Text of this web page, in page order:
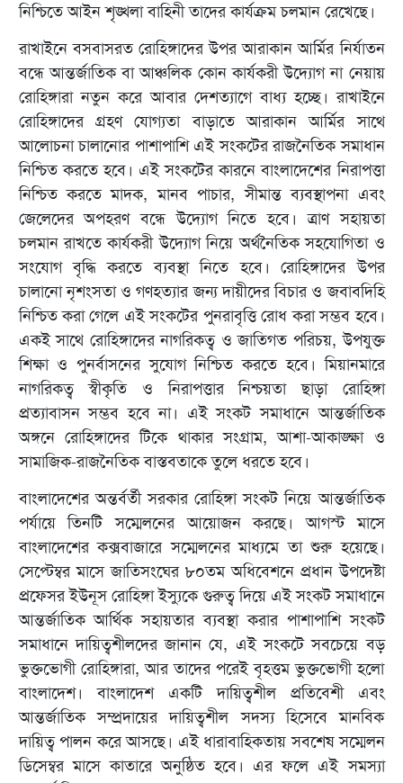
নিশ্চিতে আইন শৃঙ্খলা বাহিনী তাদের কার্যক্রম চলমান রেখেছে।
রাখাইনে বসবাসরত রোহিঙ্গাদের উপর আরাকান আর্মির নির্যাতন
বন্ধে আন্তর্জাতিক বা আঞ্চলিক কোন কার্যকরী উদ্যোগ না নেয়ায়
রোহিঙ্গারা নতুন করে আবার দেশত্যাগে বাধ্য হচ্ছে। রাখাইনে
রোহিঙ্গাদের গ্রহণ যোগ্যতা বাড়াতে আরাকান আর্মির সাথে
আলোচনা চালানোর পাশাপাশি এই সংকটের রাজনৈতিক সমাধান
নিশ্চিত করতে হবে। এই সংকটের কারনে বাংলাদেশের নিরাপত্তা
নিশ্চিত করতে মাদক, মানব পাচার, সীমান্ত ব্যবস্থাপনা এবং
জেলেদের অপহরণ বন্ধে উদ্যোগ নিতে হবে। ত্রাণ সহায়তা
চলমান রাখতে কার্যকরী উদ্যোগ নিয়ে অর্থনৈতিক সহযোগিতা ও
সংযোগ বৃদ্ধি করতে ব্যবস্থা নিতে হবে। রোহিঙ্গাদের উপর
চালানো নৃশংসতা ও গণহত্যার জন্য দায়ীদের বিচার ও জবাবদিহি
নিশ্চিত করা গেলে এই সংকটের পুনরাবৃত্তি রোধ করা সম্ভব হবে।
একই সাথে রোহিঙ্গাদের নাগরিকত্ব ও জাতিগত পরিচয়, উপযুক্ত
শিক্ষা ও পুনর্বাসনের সুযোগ নিশ্চিত করতে হবে। মিয়ানমারে
নাগরিকত্ব স্বীকৃতি ও নিরাপত্তার নিশ্চয়তা ছাড়া রোহিঙ্গা
প্রত্যাবাসন সম্ভব হবে না। এই সংকট সমাধানে আন্তর্জাতিক
অঙ্গনে রোহিঙ্গাদের টিকে থাকার সংগ্রাম, আশা-আকাঙ্ক্ষা ও
সামাজিক-রাজনৈতিক বাস্তবতাকে তুলে ধরতে হবে।
বাংলাদেশের অন্তর্বর্তী সরকার রোহিঙ্গা সংকট নিয়ে আন্তর্জাতিক
পর্যায়ে তিনটি সম্মেলনের আয়োজন করছে। আগস্ট মাসে
বাংলাদেশের কক্সবাজারে সম্মেলনের মাধ্যমে তা শুরু হয়েছে।
সেপ্টেম্বর মাসে জাতিসংঘের ৮০তম অধিবেশনে প্রধান উপদেষ্টা
প্রফেসর ইউনূস রোহিঙ্গা ইস্যুকে গুরুত্ব দিয়ে এই সংকট সমাধানে
আন্তর্জাতিক আর্থিক সহায়তার ব্যবস্থা করার পাশাপাশি সংকট
সমাধানে দায়িত্বশীলদের জানান যে, এই সংকটে সবচেয়ে বড়
ভুক্তভোগী রোহিঙ্গারা, আর তাদের পরেই বৃহত্তম ভুক্তভোগী হলো
বাংলাদেশ। বাংলাদেশ একটি দায়িত্বশীল প্রতিবেশী এবং
আন্তর্জাতিক সম্প্রদায়ের দায়িত্বশীল সদস্য হিসেবে মানবিক
দায়িত্ব পালন করে আসছে। এই ধারাবাহিকতায় সবশেষ সম্মেলন
ডিসেম্বর মাসে কাতারে অনুষ্ঠিত হবে। এর ফলে এই সমস্যা